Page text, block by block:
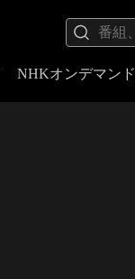
NHKオンデマンド